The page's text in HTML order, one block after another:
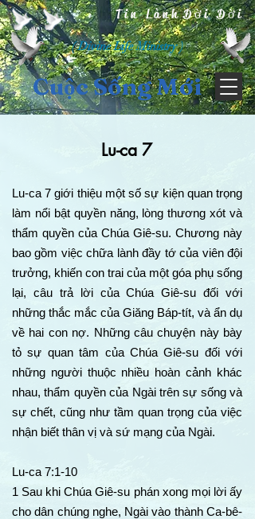
Tin Lành Đời Đời
( Divine Life Ministry )
Cuộc Sống Mới
Lu-ca 7
Lu-ca 7 giới thiệu một số sự kiện quan trọng
làm nổi bật quyền năng, lòng thương xót và
thẩm quyền của Chúa Giê-su. Chương này
bao gồm việc chữa lành đầy tớ của viên đội
trưởng, khiến con trai của một góa phụ sống
lại, câu trả lời của Chúa Giê-su đối với
những thắc mắc của Giăng Báp-tít, và ẩn dụ
về hai con nợ. Những câu chuyện này bày
tỏ sự quan tâm của Chúa Giê-su đối với
những người thuộc nhiều hoàn cảnh khác
nhau, thẩm quyền của Ngài trên sự sống và
sự chết, cũng như tầm quan trọng của việc
nhận biết thân vị và sứ mạng của Ngài.
Lu-ca 7:1-10
1 Sau khi Chúa Giê-su phán xong mọi lời ấy
cho dân chúng nghe, Ngài vào thành Ca-bê-